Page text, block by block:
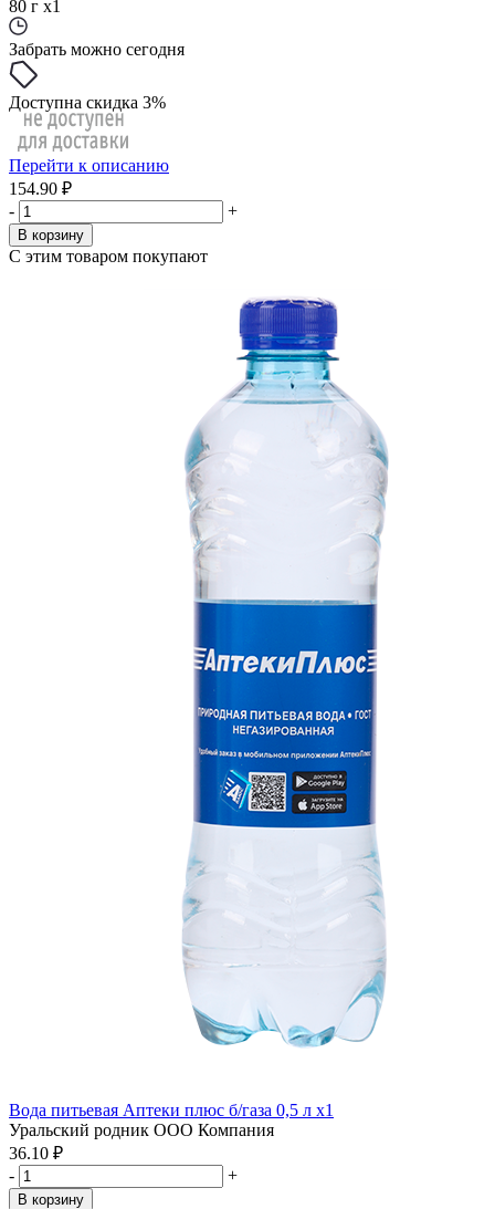
80 г x1
Забрать можно сегодня
Доступна скидка 3%
Перейти к описанию
154.90 ₽
-
+
В корзину
С этим товаром покупают
Вода питьевая Аптеки плюс б/газа 0,5 л x1
Уральский родник ООО Компания
36.10 ₽
-
+
В корзину